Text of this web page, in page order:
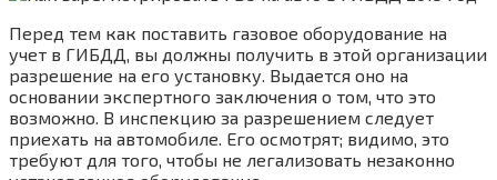
Перед тем как поставить газовое оборудование на
учет в ГИБДД, вы должны получить в этой организации
разрешение на его установку. Выдается оно на
основании экспертного заключения о том, что это
возможно. В инспекцию за разрешением следует
приехать на автомобиле. Его осмотрят; видимо, это
требуют для того, чтобы не легализовать незаконно